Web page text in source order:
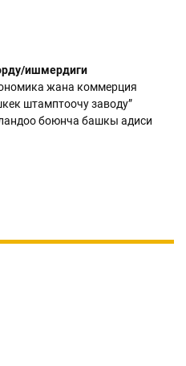
ишмердиги
жана коммерция
штамптоочу заводу”
боюнча башкы адиси